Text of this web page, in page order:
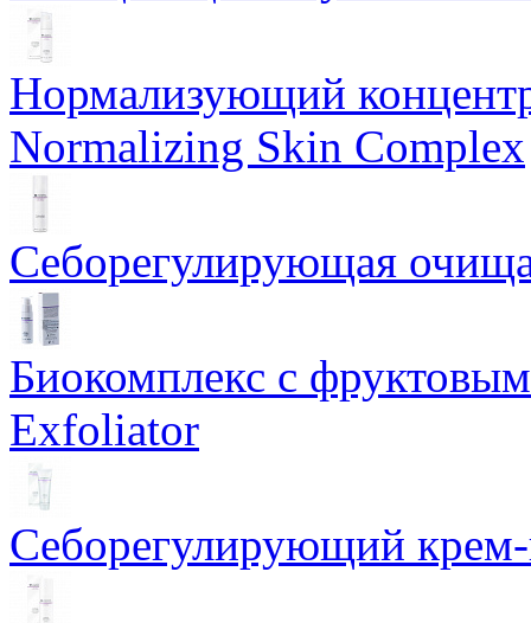
Нормализующий
Normalizing Skin Complex
Себорегулирующая
Биокомплекс с
Exfoliator
Себорегулирующий